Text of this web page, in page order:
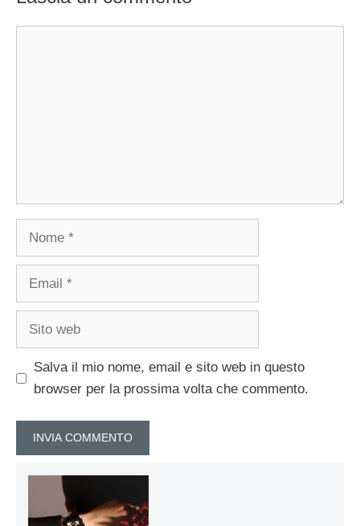
Nome
Email
Sito
Salva il mio nome, email e sito web in questo
browser per la prossima volta che commento.